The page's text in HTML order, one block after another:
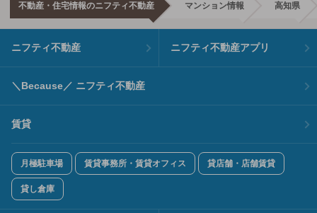
不動産・住宅情報のニフティ不動産 マンション情報 高知県
ニフティ不動産 ニフティ不動産アプリ
＼Because／ ニフティ不動産
賃貸
月極駐車場 賃貸事務所・賃貸オフィス 貸店舗・店舗賃貸
貸し倉庫